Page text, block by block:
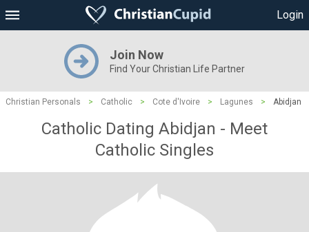
Login
Join Now
Find Your Christian Life Partner
Christian Personals > Catholic > Cote d'Ivoire > Lagunes > Abidjan
Catholic Dating Abidjan - Meet
Catholic Singles